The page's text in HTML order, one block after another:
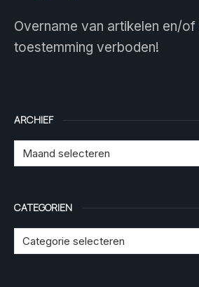
Overname van artikelen en/of
toestemming verboden!
ARCHIEF
CATEGORIEN